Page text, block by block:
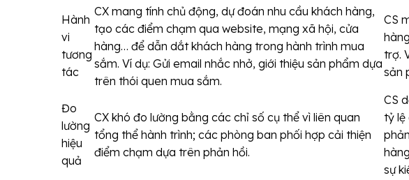
Hành
vi
tương
tác
CX mang tính chủ động, dự đoán nhu cầu khách hàng,
tạo các điểm chạm qua website, mạng xã hội, cửa
hàng… để dẫn dắt khách hàng trong hành trình mua
sắm. Ví dụ: Gửi email nhắc nhở, giới thiệu sản phẩm dựa
trên thói quen mua sắm.
CS
trợ.
sản
Đo
lường
hiệu
quả
CX khó đo lường bằng các chỉ số cụ thể vì liên quan
tổng thể hành trình; các phòng ban phối hợp cải thiện
điểm chạm dựa trên phản hồi.
CS
tỷ lệ
sự